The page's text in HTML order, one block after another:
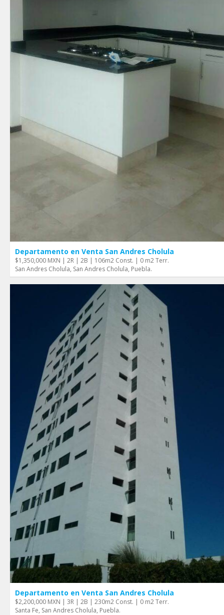
Departamento en Venta San Andres Cholula
$1,350,000 MXN | 2R | 2B | 106m2 Const. | 0 m2 Terr.
San Andres Cholula, San Andres Cholula, Puebla.
Departamento en Venta San Andres Cholula
$2,200,000 MXN | 3R | 2B | 230m2 Const. | 0 m2 Terr.
Santa Fe, San Andres Cholula, Puebla.